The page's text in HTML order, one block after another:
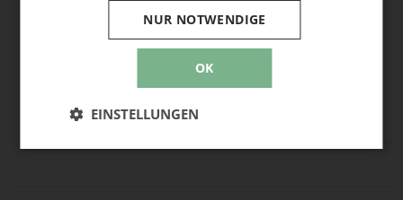
Geschenkverpackung selber machen
Plotten ,Plotter,Verpackung
OK
NUR NOTWENDIGE
EINSTELLUNGEN